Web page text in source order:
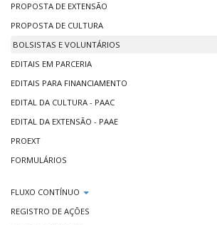
PROPOSTA DE EXTENSÃO
PROPOSTA DE CULTURA
BOLSISTAS E VOLUNTÁRIOS
EDITAIS EM PARCERIA
EDITAIS PARA FINANCIAMENTO
EDITAL DA CULTURA - PAAC
EDITAL DA EXTENSÃO - PAAE
PROEXT
FORMULÁRIOS
FLUXO CONTÍNUO
REGISTRO DE AÇÕES